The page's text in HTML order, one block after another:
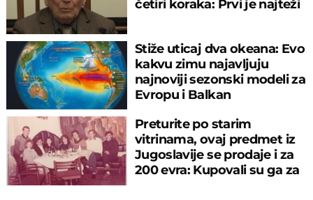
četiri koraka: Prvi je najteži
Stiže uticaj dva okeana: Evo
kakvu zimu najavljuju
najnoviji sezonski modeli za
Evropu i Balkan
Preturite po starim
vitrinama, ovaj predmet iz
Jugoslavije se prodaje i za
200 evra: Kupovali su ga za